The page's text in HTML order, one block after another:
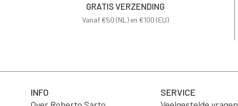
GRATIS VERZENDING
Vanaf €50 (NL) en €100 (EU)
INFO
SERVICE